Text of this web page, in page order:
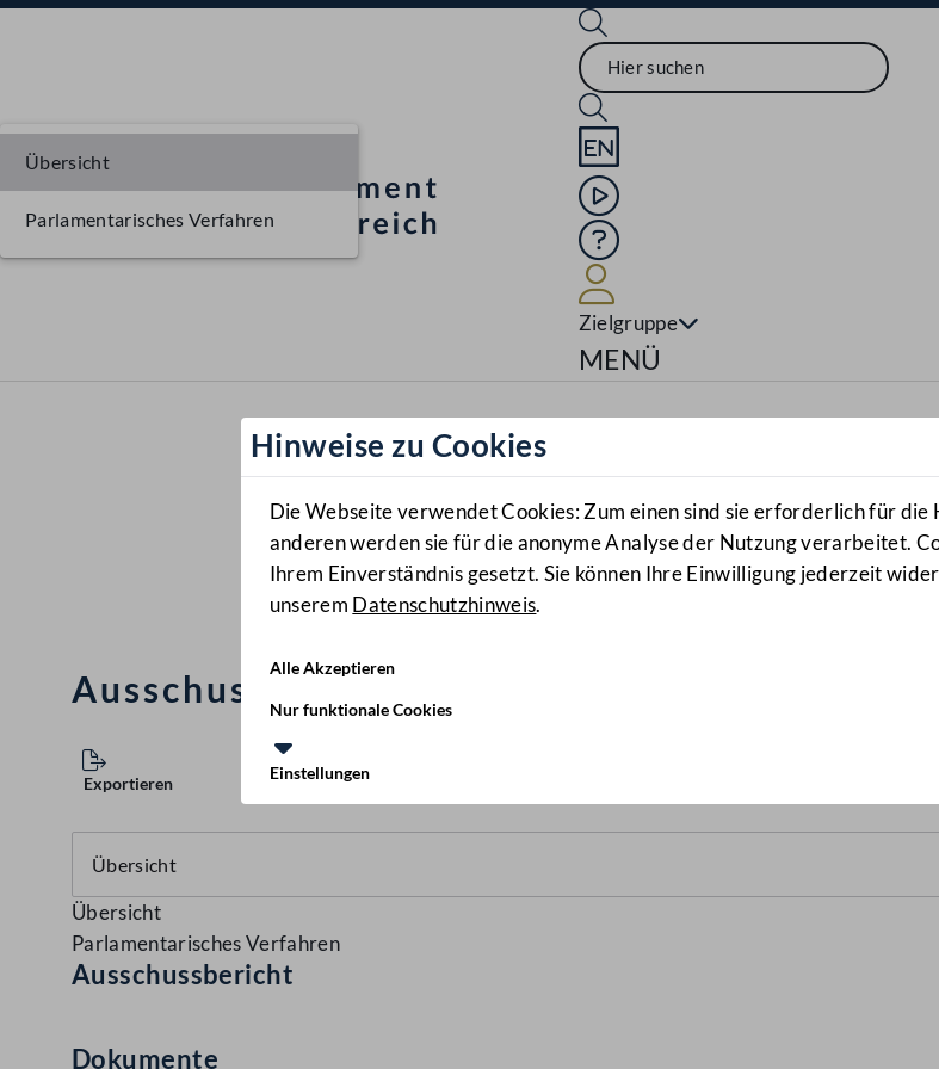
Sprache English
Mediathek
Hilfe
Zielgruppe
Navigationsmenü öffnen
MENÜ
Hinweise zu Cookies
Die Webseite verwendet Cookies: Zum einen sind sie erforderlich für
anderen werden sie für die anonyme Analyse der Nutzung verarbeitet.
Ihrem Einverständnis gesetzt. Sie können Ihre Einwilligung jederzeit
unserem Datenschutzhinweis.
Alle Akzeptieren
Nur funktionale Cookies
Einstellungen
Ausschussbericht
Exportieren
Übersicht
Parlamentarisches Verfahren
Übersicht
Parlamentarisches Verfahren
Ausschussbericht
Dokumente